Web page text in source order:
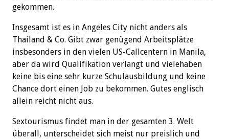
gekommen.
Insgesamt ist es in Angeles City nicht anders als
Thailand & Co. Gibt zwar genügend Arbeitsplätze
insbesonders in den vielen US-Callcentern in Manila,
aber da wird Qualifikation verlangt und vielehaben
keine bis eine sehr kurze Schulausbildung und keine
Chance dort einen Job zu bekommen. Gutes englisch
allein reicht nicht aus.
Sextourismus findet man in der gesamten 3. Welt
überall, unterscheidet sich meist nur preislich und